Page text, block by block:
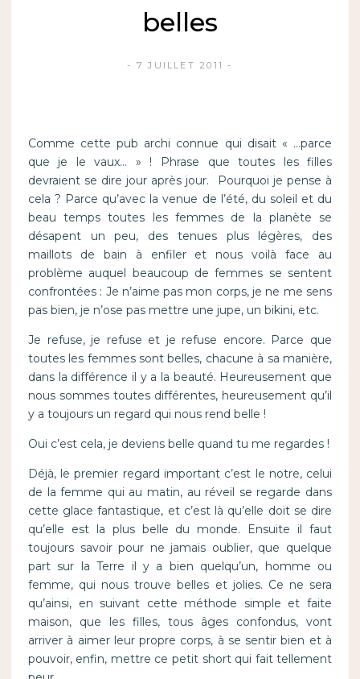
belles
7 JUILLET 2011
Comme cette pub archi connue qui disait « …parce
que je le vaux… » ! Phrase que toutes les filles
devraient se dire jour après jour. Pourquoi je pense à
cela ? Parce qu’avec la venue de l’été, du soleil et du
beau temps toutes les femmes de la planète se
désapent un peu, des tenues plus légères, des
maillots de bain à enfiler et nous voilà face au
problème auquel beaucoup de femmes se sentent
confrontées : Je n’aime pas mon corps, je ne me sens
pas bien, je n’ose pas mettre une jupe, un bikini, etc.
Je refuse, je refuse et je refuse encore. Parce que
toutes les femmes sont belles, chacune à sa manière,
dans la différence il y a la beauté. Heureusement que
nous sommes toutes différentes, heureusement qu’il
y a toujours un regard qui nous rend belle !
Oui c’est cela, je deviens belle quand tu me regardes !
Déjà, le premier regard important c’est le notre, celui
de la femme qui au matin, au réveil se regarde dans
cette glace fantastique, et c’est là qu’elle doit se dire
qu’elle est la plus belle du monde. Ensuite il faut
toujours savoir pour ne jamais oublier, que quelque
part sur la Terre il y a bien quelqu’un, homme ou
femme, qui nous trouve belles et jolies. Ce ne sera
qu’ainsi, en suivant cette méthode simple et faite
maison, que les filles, tous âges confondus, vont
arriver à aimer leur propre corps, à se sentir bien et à
pouvoir, enfin, mettre ce petit short qui fait tellement